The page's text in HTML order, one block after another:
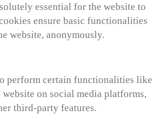
essential for the website to
ensure basic functionalities
website, anonymously.
perform certain functionalities like
on social media platforms,
third-party features.